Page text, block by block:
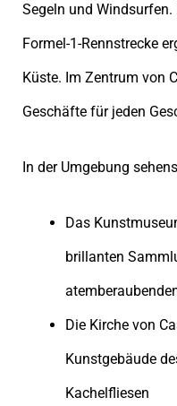
Segeln und
Formel-1-Rennstrecke
Küste. Im Zentrum von
Geschäfte für jeden
In der Umgebung
Das
brillanten
Die Kirche von
Kunstgebäude
Kachelfliesen